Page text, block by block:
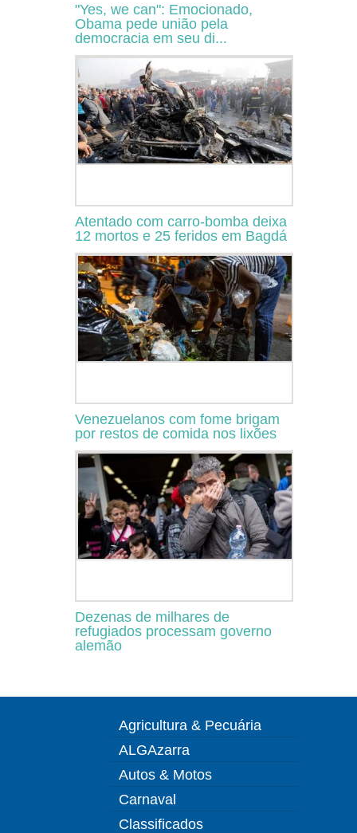
"Yes, we can": Emocionado,
Obama pede união pela
democracia em seu di...
Atentado com carro-bomba deixa
12 mortos e 25 feridos em Bagdá
Venezuelanos com fome brigam
por restos de comida nos lixões
Dezenas de milhares de
refugiados processam governo
alemão
Agricultura & Pecuária
ALGAzarra
Autos & Motos
Carnaval
Classificados